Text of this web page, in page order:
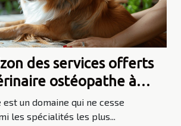
des services offerts
ostéopathe à
sur le programme
2021 à Villeneuve-sur-
est un domaine qui ne cesse
les spécialités les plus...